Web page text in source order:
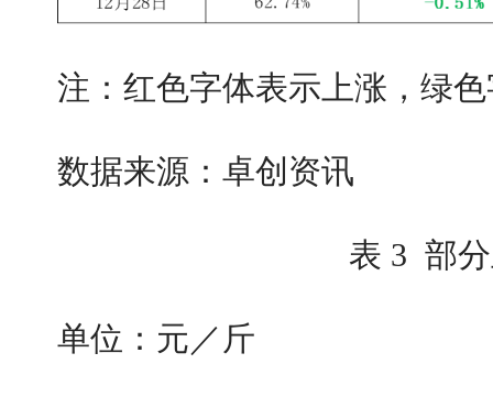
注：红色字体表示上涨，绿
数据来源：卓创资讯
表 3 部分主产
单位：元／斤